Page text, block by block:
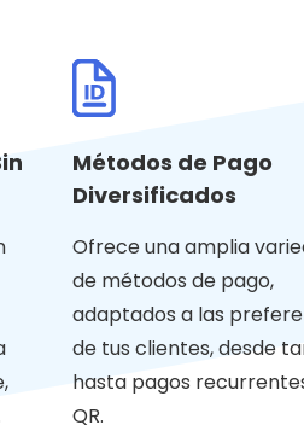
Métodos de Pago
Diversificados
Ofrece una amplia
de métodos de pago,
adaptados a las
de tus clientes, desde
hasta pagos
QR.